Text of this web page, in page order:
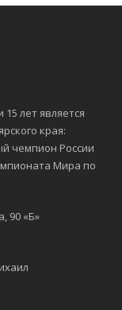
лет является
края:
чемпион России
Мира по
90 «Б»